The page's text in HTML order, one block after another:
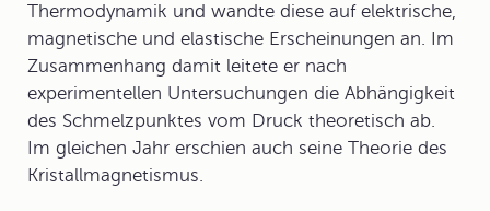
Thermodynamik und wandte diese auf elektrische,
magnetische und elastische Erscheinungen an. Im
Zusammenhang damit leitete er nach
experimentellen Untersuchungen die Abhängigkeit
des Schmelzpunktes vom Druck theoretisch ab.
Im gleichen Jahr erschien auch seine Theorie des
Kristallmagnetismus.